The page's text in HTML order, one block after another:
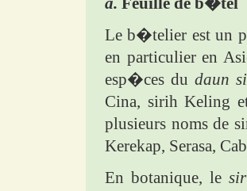
Le b�telier est un
en particulier en
esp�ces dudaun
Cina, sirih Keling
plusieurs noms de
Kerekap, Serasa,
En botanique, le